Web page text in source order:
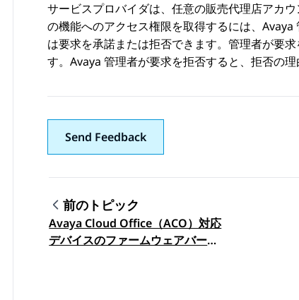
サービスプロバイダは、任意の販売代理店アカ
の機能へのアクセス権限を取得するには、 Avaya
は要求を承諾または拒否できます。管理者が要
す。 Avaya 管理者が要求を拒否すると、拒否の
Send Feedback
トピックナビゲーション
前のトピック
Avaya Cloud Office（ACO）対応
デバイスのファームウェアバージ